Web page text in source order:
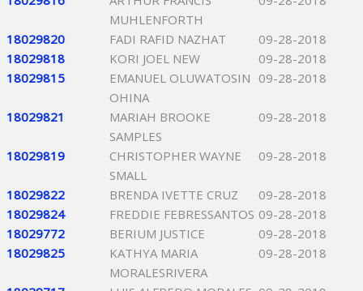
MUHLENFORTH
18029820 FADI RAFID NAZHAT
09-28-2018
18029818
KORI JOEL NEW
09-28-2018
18029815
EMANUEL OLUWATOSIN
OHINA
09-28-2018
18029821
MARIAH BROOKE
SAMPLES
09-28-2018
18029819
CHRISTOPHER WAYNE
SMALL
09-28-2018
18029822 BRENDA IVETTE CRUZ
09-28-2018
18029824
FREDDIE FEBRESSANTOS 09-28-2018
18029772
BERIUM JUSTICE
09-28-2018
18029825
KATHYA MARIA
MORALESRIVERA
09-28-2018